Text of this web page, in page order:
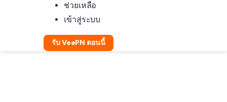
ช่วยเหลือ
เข้าสู่ระบบ
รับ VeePN ตอนนี้